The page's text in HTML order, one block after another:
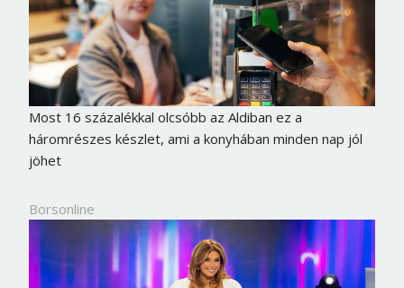
Most 16 százalékkal olcsóbb az Aldiban ez a
háromrészes készlet, ami a konyhában minden nap jól
jöhet
BorsonlineBorsonline bejelentkezés
E-mail cím vagy felhasználónév